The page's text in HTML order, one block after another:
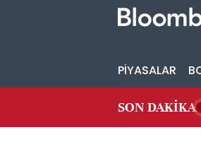
PİYASALAR
SON DAKİKA